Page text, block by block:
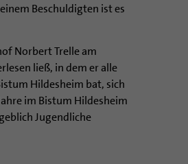
Beschuldigten ist es
Norbert Trelle am
ließ, in dem er alle
Hildesheim bat, sich
im Bistum Hildesheim
Jugendliche